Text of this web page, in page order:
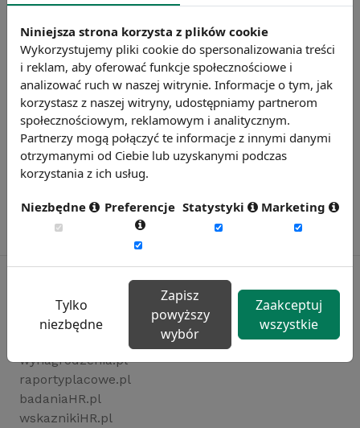
Zobacz więcej wiadomości
Rynekpracy.pl
wynagrodzenia.pl
raportyplacowe.pl
badaniaHR.pl
wskaznikiHR.pl
Niniejsza strona korzysta z plików cookie
Wykorzystujemy pliki cookie do spersonalizowania treści
i reklam, aby oferować funkcje społecznościowe i
analizować ruch w naszej witrynie. Informacje o tym, jak
korzystasz z naszej witryny, udostępniamy partnerom
społecznościowym, reklamowym i analitycznym.
Partnerzy mogą połączyć te informacje z innymi danymi
otrzymanymi od Ciebie lub uzyskanymi podczas
korzystania z ich usług.
Niezbędne Preferencje Statystyki Marketing
Tylko
niezbędne
Zapisz
powyższy
wybór
Zaakceptuj
wszystkie